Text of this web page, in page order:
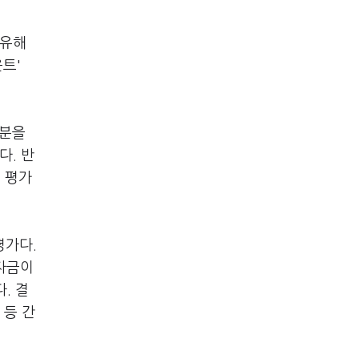
해
트'
을
. 반
평가
다.
이
. 결
등 간